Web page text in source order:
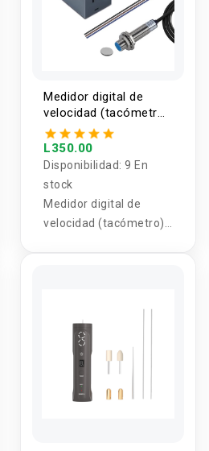
Medidor digital de
velocidad (tacómetro)
220V AC con sensor
hall
L350.00
Disponibilidad:9 En
stock
Medidor digital de
velocidad (tacómetro)